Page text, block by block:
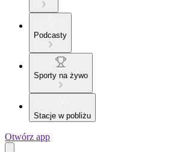
Podcasty
Sporty na żywo
Stacje w pobliżu
Otwórz app